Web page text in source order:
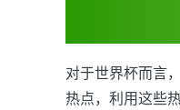
对于世界杯而言
热点，利用这些